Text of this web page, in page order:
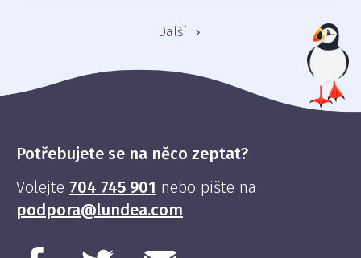
Další
Potřebujete se na něco zeptat?
Volejte 704 745 901 nebo pište na
podpora@lundea.com